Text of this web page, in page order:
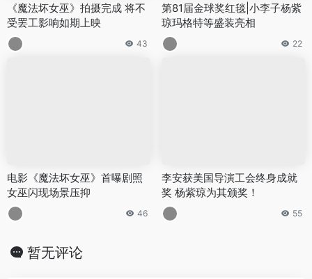
《魔法坏女巫》拍摄完成 将不
受罢工影响如期上映
43
第81届金球奖红毯|小李子杨紫
琼玛格特等盛装亮相
22
电影《魔法坏女巫》首曝剧照
女巫闪现场景压抑
46
李安获美国导演工会终身成就
奖 杨紫琼为其颁奖！
55
暂无评论